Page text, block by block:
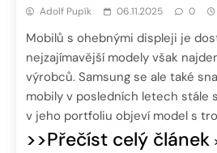
Adolf Pupík 06.11.2025 0
Mobilů s ohebnými displeji je
nejzajímavější modely však
výrobců. Samsung se ale také
mobily v posledních letech stále
v jeho portfoliu objeví model s
>>Přečíst celý článek